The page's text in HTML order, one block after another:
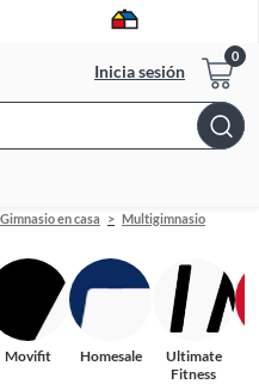
Inicia sesión
Bar
en casa
Multigimnasio
Movifit Homesale
Ultimate
Fitness